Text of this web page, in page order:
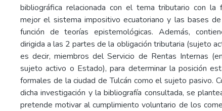
bibliográfica relacionada con el tema tributario con la
mejor el sistema impositivo ecuatoriano y las bases
función de teorías epistemológicas. Además,
dirigida a las 2 partes de la obligación tributaria (sujeto
es decir, miembros del Servicio de Rentas Internas
sujeto activo o Estado), para determinar la posición
formales de la ciudad de Tulcán como el sujeto pasivo.
dicha investigación y la bibliografía consultada, se
pretende motivar al cumplimiento voluntario de los